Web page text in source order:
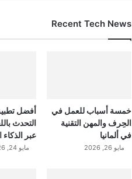
Recent Tech News
خمسة أسباب للعمل في
الحِرف والمهن التقنية
في ألمانيا
مايو 26, 2026
أفضل
التحدث
عبر
مايو 24, 2026